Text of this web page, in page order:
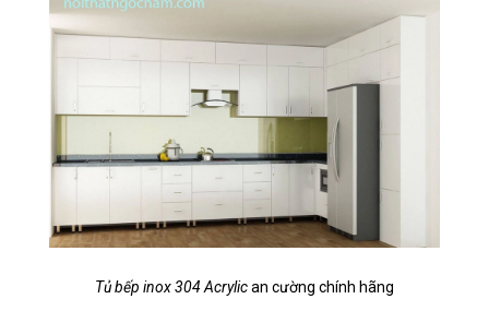
Tủ bếp inox 304 Acrylican cường chính hãng